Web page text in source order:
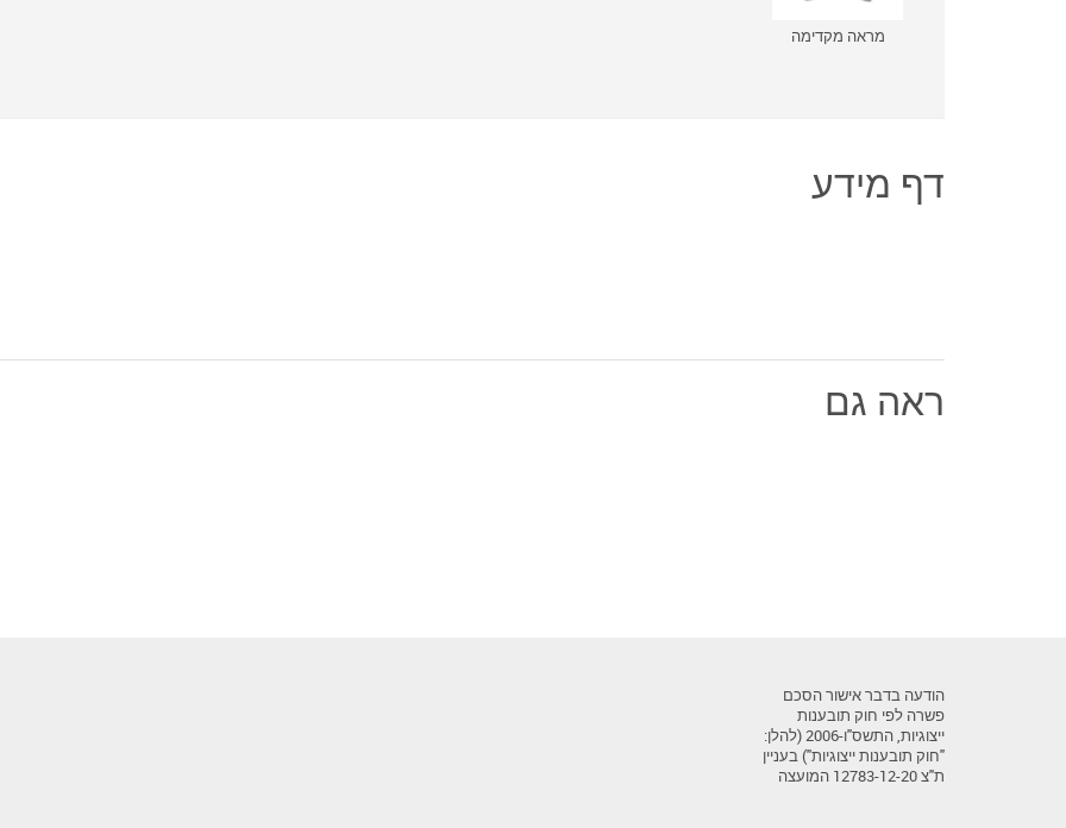
מראה מקדימה
דף מידע
ראה גם
הודעה בדבר אישור הסכם
פשרה לפי חוק תובענות
ייצוגיות, התשס"ו-2006 (להלן:
"חוק תובענות ייצוגיות") בעניין
ת"צ 12783-12-20 המועצה